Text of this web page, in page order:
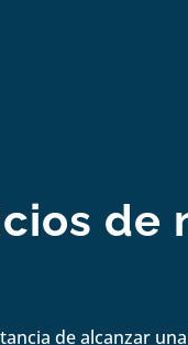
de
de alcanzar